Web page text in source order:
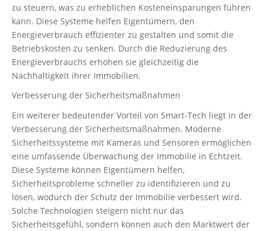
zu steuern, was zu erheblichen Kosteneinsparungen führen
kann. Diese Systeme helfen Eigentümern, den
Energieverbrauch effizienter zu gestalten und somit die
Betriebskosten zu senken. Durch die Reduzierung des
Energieverbrauchs erhöhen sie gleichzeitig die
Nachhaltigkeit ihrer Immobilien.
Verbesserung der Sicherheitsmaßnahmen
Ein weiterer bedeutender Vorteil von Smart-Tech liegt in der
Verbesserung der Sicherheitsmaßnahmen. Moderne
Sicherheitssysteme mit Kameras und Sensoren ermöglichen
eine umfassende Überwachung der Immobilie in Echtzeit.
Diese Systeme können Eigentümern helfen,
Sicherheitsprobleme schneller zu identifizieren und zu
lösen, wodurch der Schutz der Immobilie verbessert wird.
Solche Technologien steigern nicht nur das
Sicherheitsgefühl, sondern können auch den Marktwert der